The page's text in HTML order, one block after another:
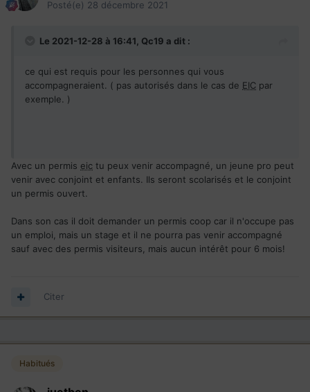
Posté(e) 28 décembre 2021
Le 2021-12-28 à 16:41, Qc19 a dit :
ce qui est requis pour les personnes qui vous
accompagneraient. ( pas autorisés dans le cas de EIC par
exemple. )
Avec un permis eic tu peux venir accompagné, un jeune pro peut
venir avec conjoint et enfants. Ils seront scolarisés et le conjoint
un permis ouvert.
Dans son cas il doit demander un permis coop car il n'occupe pas
un emploi, mais un stage et il ne pourra pas venir accompagné
sauf avec des permis visiteurs, mais aucun intérêt pour 6 mois!
Citer
Habitués